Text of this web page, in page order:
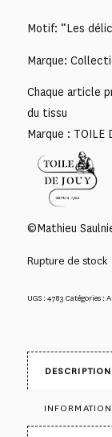
Motif: “Les
Marque:
Chaque article
du tissu
Marque : TOILE
©Mathieu
Rupture de stock
UGS :4783 Catégories :
DESCRIPTION